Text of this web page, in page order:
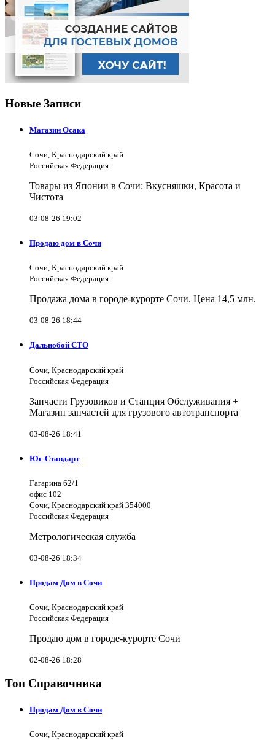
Новые Записи
Магазин Осака
Сочи, Краснодарский край
Российская Федерация
Товары из Японии в Сочи: Вкусняшки, Красота и
Чистота
03-08-26 19:02
Продаю дом в Сочи
Сочи, Краснодарский край
Российская Федерация
Продажа дома в городе-курорте Сочи. Цена 14,5 млн.
03-08-26 18:44
Дальнобой СТО
Сочи, Краснодарский край
Российская Федерация
Запчасти Грузовиков и Станция Обслуживания +
Магазин запчастей для грузового автотранспорта
03-08-26 18:41
Юг-Стандарт
Гагарина 62/1
офис 102
Сочи, Краснодарский край 354000
Российская Федерация
Метрологическая служба
03-08-26 18:34
Продам Дом в Сочи
Сочи, Краснодарский край
Российская Федерация
Продаю дом в городе-курорте Сочи
02-08-26 18:28
Топ Справочника
Продам Дом в Сочи
Сочи, Краснодарский край